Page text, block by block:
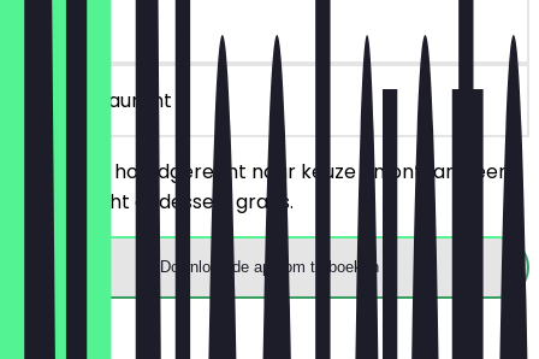
90 dagen
in het restaurant
Bestel een hoofdgerecht naar keuze en ontvang een
voorgerecht of dessert gratis.
Download de app om te boeken
Menu